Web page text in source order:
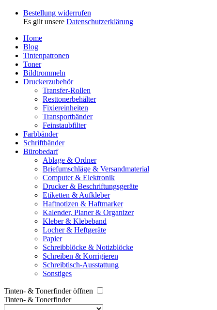
Bestellung widerrufen
Es gilt unsere Datenschutzerklärung
Home
Blog
Tintenpatronen
Toner
Bildtrommeln
Druckerzubehör
Transfer-Rollen
Resttonerbehälter
Fixiereinheiten
Transportbänder
Feinstaubfilter
Farbbänder
Schriftbänder
Bürobedarf
Ablage & Ordner
Briefumschläge & Versandmaterial
Computer & Elektronik
Drucker & Beschriftungsgeräte
Etiketten & Aufkleber
Haftnotizen & Haftmarker
Kalender, Planer & Organizer
Kleber & Klebeband
Locher & Heftgeräte
Papier
Schreibblöcke & Notizblöcke
Schreiben & Korrigieren
Schreibtisch-Ausstattung
Sonstiges
Tinten- & Tonerfinder öffnen
Tinten- & Tonerfinder